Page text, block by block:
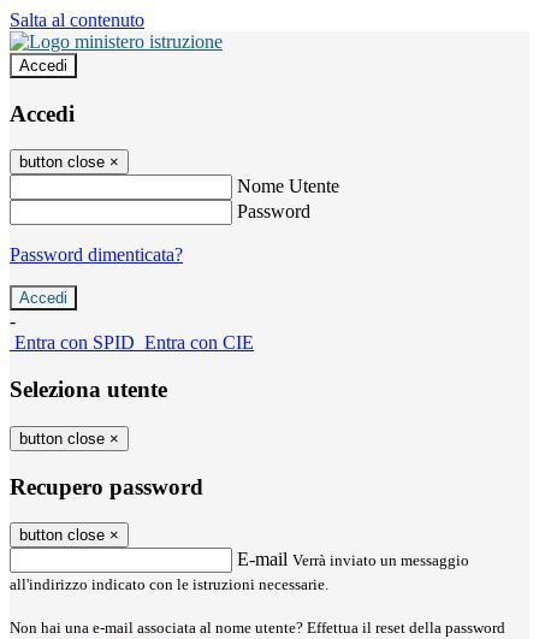
Salta al contenuto
Accedi
Accedi
button close ×
Nome Utente
Password
Password dimenticata?
-
Entra con SPID Entra con CIE
Seleziona utente
button close ×
Recupero password
button close ×
E-mail Verrà inviato un messaggio
all'indirizzo indicato con le istruzioni necessarie.
Non hai una e-mail associata al nome utente? Effettua il reset della password